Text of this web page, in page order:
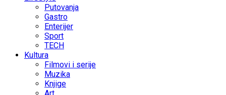
Putovanja
Gastro
Enterijer
Sport
TECH
Kultura
Filmovi i serije
Muzika
Knjige